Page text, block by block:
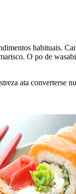
habituais.
O po de
ata converterse